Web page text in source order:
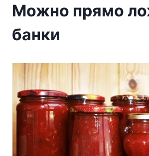
Можно прямо
банки